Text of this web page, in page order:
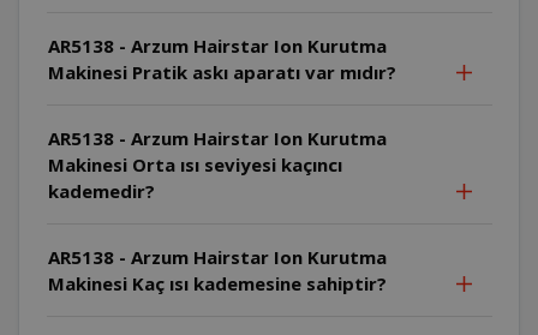
AR5138 - Arzum Hairstar Ion Kurutma
Makinesi Pratik askı aparatı var mıdır?
AR5138 - Arzum Hairstar Ion Kurutma
Makinesi Orta ısı seviyesi kaçıncı
kademedir?
AR5138 - Arzum Hairstar Ion Kurutma
Makinesi Kaç ısı kademesine sahiptir?